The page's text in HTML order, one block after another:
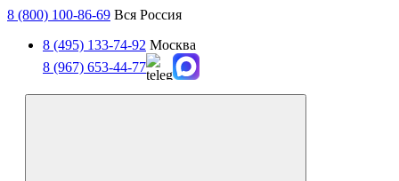
8 (800) 100-86-69 Вся Россия
8 (495) 133-74-92 Москва
8 (967) 653-44-77